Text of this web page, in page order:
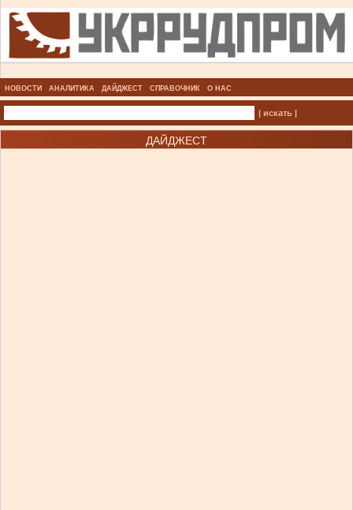
НОВОСТИ АНАЛИТИКА ДАЙДЖЕСТ СПРАВОЧНИК О НАС
| искать |
ДАЙДЖЕСТ